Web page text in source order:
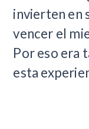
invierten en
vencer el
Por eso era
esta